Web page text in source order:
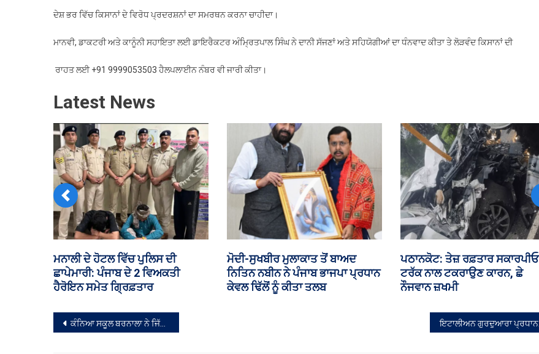
ਦੇਸ਼ ਭਰ ਵਿੱਚ ਕਿਸਾਨਾਂ ਦੇ ਵਿਰੋਧ ਪ੍ਰਦਰਸ਼ਨਾਂ ਦਾ ਸਮਰਥਨ ਕਰਨਾ ਚਾਹੀਦਾ।
ਮਾਨਵੀ, ਡਾਕਟਰੀ ਅਤੇ ਕਾਨੂੰਨੀ ਸਹਾਇਤਾ ਲਈ ਡਾਇਰੈਕਟਰ ਅੰਮ੍ਰਿਤਪਾਲ ਸਿੰਘ ਨੇ ਦਾਨੀ ਸੱਜਣਾਂ ਅਤੇ ਸਹਿਯੋਗੀਆਂ ਦਾ ਧੰਨਵਾਦ ਕੀਤਾ ਤੇ ਲੋੜਵੰਦ ਕਿਸਾਨਾਂ ਦੀ
ਰਾਹਤ ਲਈ +91 9999053503 ਹੈਲਪਲਾਈਨ ਨੰਬਰ ਵੀ ਜਾਰੀ ਕੀਤਾ।
Latest News
‘ਇਹ ਮੂੰਹ ਦਿਖਾਈ ਹੈ, ਰੋਕਾ ਨਹੀਂ..’;
ਸੁਖਬੀਰ-ਮੋਦੀ ਦੀ ਮੁਲਾਕਾਤ ’ਤੇ ਬੋਲੇ
ਨਰੇਸ਼ ਗੁਜਰਾਲ
ਮਲੇਰਕੋਟਲਾ ਵਿੱਚ ਕਾਂਗਰਸੀ ਆਗੂ
ਆਪਸ ਵਿੱਚ ਭਿੜੇ
ਲੋਕ ਜਨ ਸ਼ਕਤੀ ਪਾਰਟੀ ਲੜੇਗੀ 117
ਵਿਧਾਨ ਸਭਾ ਹਲਕਿਆਂ ਤੇ ਚੋਣ- ਕੇ.ਪੀ.
ਚੌਧਰੀ
Previous
ਸੰਪਾਦਨਾ
ਕੰਨਿਆ ਸਕੂਲ ਬਰਨਾਲਾ ਨੇ ਜਿੱਤਿਆ ਬੈਸਟ ਸੈਕੰਡਰੀ ਸਕੂਲ ਦਾ ਖਿਤਾਬ